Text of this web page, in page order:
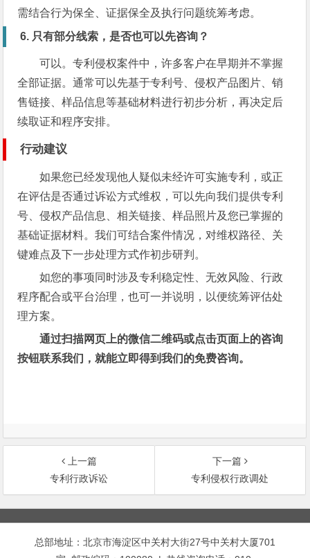
需结合行为保全、证据保全及执行问题统筹考虑。
6. 只有部分线索，是否也可以先咨询？
可以。专利侵权案件中，许多客户在早期并不掌握
全部证据。通常可以先基于专利号、侵权产品图片、销
售链接、样品信息等基础材料进行初步分析，再决定后
续取证和程序安排。
行动建议
如果您已经发现他人疑似未经许可实施专利，或正
在评估是否通过诉讼方式维权，可以先向我们提供专利
号、侵权产品信息、相关链接、样品照片及您已掌握的
基础证据材料。我们可结合案件情况，对维权路径、关
键难点及下一步处理方式作初步研判。
如您的事项同时涉及专利稳定性、无效风险、行政
程序配合或平台治理，也可一并说明，以便统筹评估处
理方案。
通过扫描网页上的微信二维码或点击页面上的咨询
按钮联系我们，就能立即得到我们的免费咨询。
上一篇
专利行政诉讼
下一篇
专利侵权行政调处
文
章
总部地址：北京市海淀区中关村大街27号中关村大厦701